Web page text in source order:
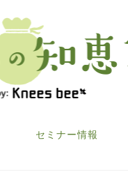
セミナー情報